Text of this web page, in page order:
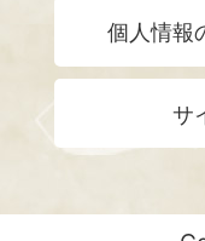
個人情報
サ